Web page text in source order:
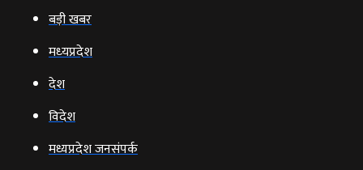
बड़ी खबर
मध्‍यप्रदेश
देश
विदेश
मध्यप्रदेश जनसंपर्क